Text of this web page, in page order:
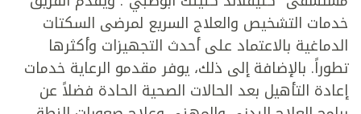
خدمات التشخيص والعلاج السريع لمرضى السكتات
الدماغية بالاعتماد على أحدث التجهيزات وأكثرها
تطوراً. بالإضافة إلى ذلك، يوفر مقدمو الرعاية خدمات
إعادة التأهيل بعد الحالات الصحية الحادة فضلاً عن